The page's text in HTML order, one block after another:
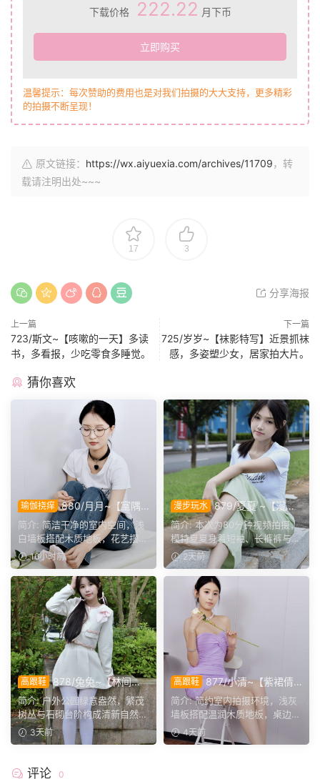
下载价格 222.22 月下币
立即购买
温馨提示：每次赞助的费用也是对我们拍摄的大大支持，更多精彩
的拍摄不断呈现！
原文链接： https://wx.aiyuexia.com/archives/11709，转
载请注明出处~~~
17 3
分享海报
上一篇
723/斯文~【咳嗽的一天】多读
书，多看报，少吃零食多睡觉。
下一篇
725/岁岁~【袜影特写】近景抓袜
感，多姿塑少女，居家拍大片。
猜你喜欢
瑜伽挠痒 880/月月~【室隅
姿影】雅室定格多样姿态，记
录鞋袜与肢体的百态呈现。
简介: 简洁干净的室内空间，浅
白墙板搭配木质地板，花艺摆件
点缀场景。月月身着白...
16小时前
漫步玩水 879/夏夏 ~【漫步
磨袜】80分钟视频拍摄，模
特穿丝质船袜踩水踩泥，对焦
袜子磨损变化镜头。
简介: 本次为80分钟视频拍摄，
模特夏夏身着短袖、长裤裤与丝
质船袜，修整干净脚趾...
2天前
高跟鞋 878/兔兔~【林间甜
序】公园翠色环绕，粉白装
束，动静间尽显少女娇柔风
姿。
简介: 户外公园绿意盎然，繁茂
树丛与石砌台阶构成清新自然环
境。兔兔身着白调小香...
3天前
高跟鞋 877/小清~【紫裙倩
影】紫裙衬温婉，轻咳敛神
态，步履尽显优雅格调。
简介: 简约室内拍摄环境，浅灰
墙板搭配温润木质地板，桌边鲜
花点缀空间氛围。小清...
4天前
评论 0